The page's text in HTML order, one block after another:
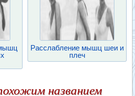
Расслабление мышц шеи и
плеч
названием